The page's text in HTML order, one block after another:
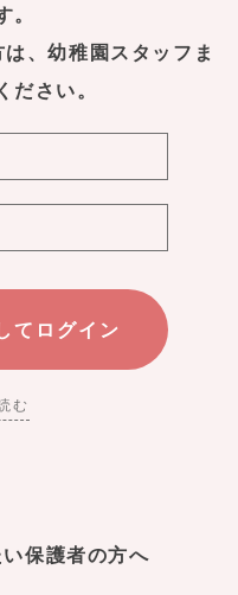
、幼稚園スタッフま
さい。
む
保護者の方へ